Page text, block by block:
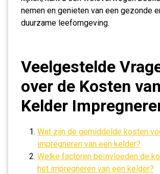
nemen en genieten van een gezonde
duurzame leefomgeving.
Veelgestelde
over de Kosten van
Kelder
Wat zijn de gemiddelde kosten
impregneren van een kelder?
Welke factoren beïnvloeden de
het impregneren van een kelder?